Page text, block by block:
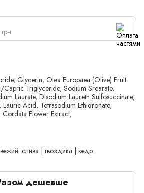
Glycerin, Olea Europaea (Olive) Fruit
Triglyceride, Sodium Srearate,
Laurate, Disodium Laureth Sulfosuccinate,
Acid, Tetrasodium Ethidronate,
Cordata Flower Extract,
слива | гвоздика | кедр
дешевше